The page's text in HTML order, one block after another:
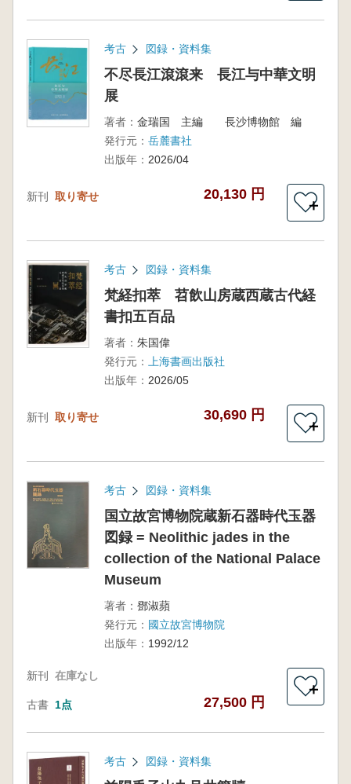
考古 図録・資料集
不尽長江滾滾来 長江与中華文明
展
著者： 金瑞国 主編 長沙博物館 編
発行元： 岳麓書社
出版年： 2026/04
新刊 取り寄せ 20,130 円
＋
考古 図録・資料集
梵経扣萃 苕飲山房蔵西蔵古代経
書扣五百品
著者： 朱国偉
発行元：
上海書画出版社
出版年： 2026/05
新刊 取り寄せ 30,690 円
＋
考古 図録・資料集
国立故宮博物院蔵新石器時代玉器
図録 = Neolithic jades in the
collection of the National Palace
Museum
著者： 鄧淑蘋
発行元： 國立故宮博物院
出版年： 1992/12
新刊 在庫なし
古書 1点 27,500 円
＋
考古 図録・資料集